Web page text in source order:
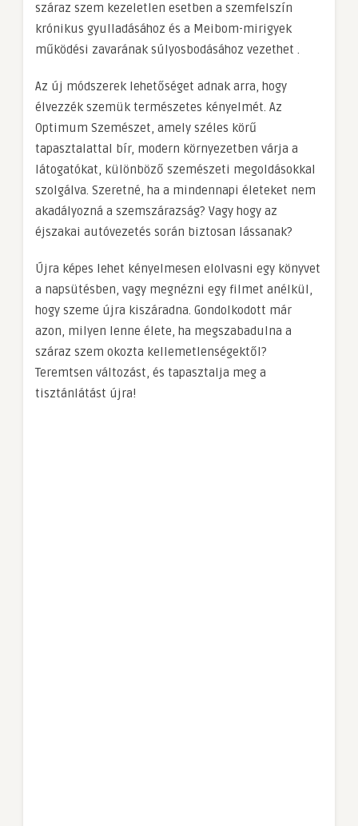
száraz szem kezeletlen esetben a szemfelszín
krónikus gyulladásához és a Meibom-mirigyek
működési zavarának súlyosbodásához vezethet .
Az új módszerek lehetőséget adnak arra, hogy
élvezzék szemük természetes kényelmét. Az
Optimum Szemészet, amely széles körű
tapasztalattal bír, modern környezetben várja a
látogatókat, különböző szemészeti megoldásokkal
szolgálva. Szeretné, ha a mindennapi életeket nem
akadályozná a szemszárazság? Vagy hogy az
éjszakai autóvezetés során biztosan lássanak?
Újra képes lehet kényelmesen elolvasni egy könyvet
a napsütésben, vagy megnézni egy filmet anélkül,
hogy szeme újra kiszáradna. Gondolkodott már
azon, milyen lenne élete, ha megszabadulna a
száraz szem okozta kellemetlenségektől?
Teremtsen változást, és tapasztalja meg a
tisztánlátást újra!